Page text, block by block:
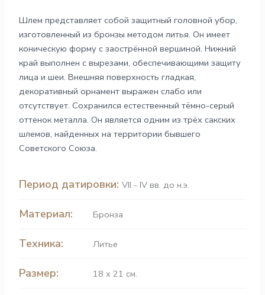
Шлем представляет собой защитный головной убор,
изготовленный из бронзы методом литья. Он имеет
коническую форму с заострённой вершиной. Нижний
край выполнен с вырезами, обеспечивающими защиту
лица и шеи. Внешняя поверхность гладкая,
декоративный орнамент выражен слабо или
отсутствует. Сохранился естественный тёмно-серый
оттенок металла. Он является одним из трёх сакских
шлемов, найденных на территории бывшего
Советского Союза.
Период датировки: VII - IV вв. до н.э.
Материал: Бронза
Техника: Литье
Размер: 18 х 21 см.